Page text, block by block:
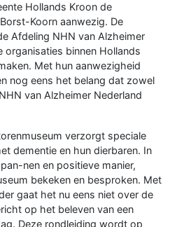
Hollands Kroon de
Koorn aanwezig. De
Afdeling NHN van Alzheimer
organisaties binnen Hollands
Met hun aanwezigheid
nog eens het belang dat zowel
van Alzheimer Nederland
verzorgt speciale
dementie en hun dierbaren. In
nen en positieve manier,
bekeken en besproken. Met
gaat het nu eens niet over de
op het beleven van een
Deze rondleiding wordt op